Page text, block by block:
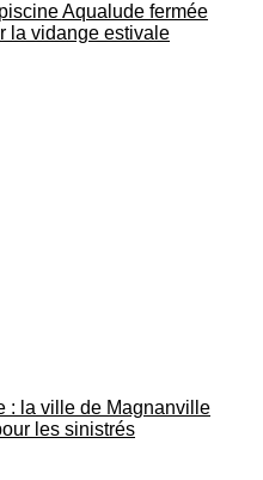
Aqualude fermée
la vidange estivale
: la ville de Magnanville
les sinistrés